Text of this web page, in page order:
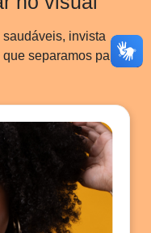
invista
separamos para